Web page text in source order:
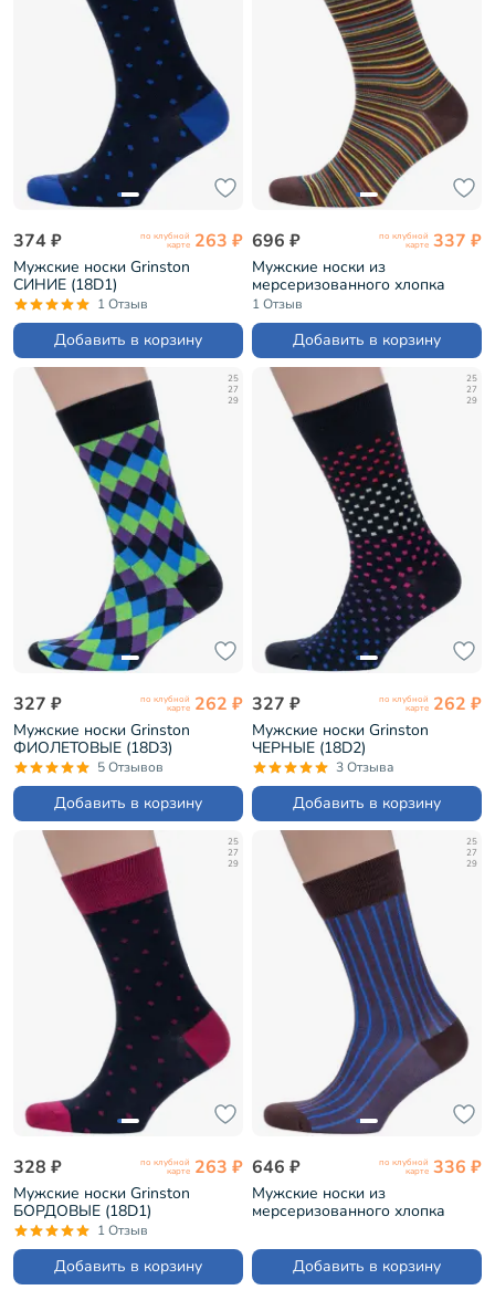
374 ₽ по клубной
карте 263 ₽
Мужские носки Grinston
СИНИЕ (18D1)
1 Отзыв
Добавить в корзину
696 ₽ по клубной
карте 337 ₽
Мужские носки из
мерсеризованного хлопка
Sergio Di Calze КОРИЧНЕВЫЕ
(16SC3)
1 Отзыв
Добавить в корзину
25
27
29
327 ₽ по клубной
карте 262 ₽
Мужские носки Grinston
ФИОЛЕТОВЫЕ (18D3)
5 Отзывов
Добавить в корзину
25
27
29
327 ₽ по клубной
карте 262 ₽
Мужские носки Grinston
ЧЕРНЫЕ (18D2)
3 Отзыва
Добавить в корзину
25
27
29
328 ₽ по клубной
карте 263 ₽
Мужские носки Grinston
БОРДОВЫЕ (18D1)
1 Отзыв
Добавить в корзину
25
27
29
646 ₽ по клубной
карте 336 ₽
Мужские носки из
мерсеризованного хлопка
(18SC2)
Добавить в корзину